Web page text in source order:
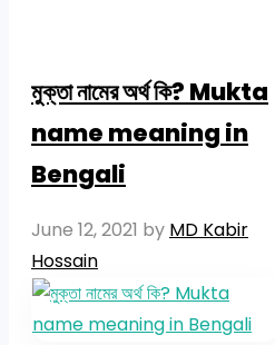
মুক্তা নামের অর্থ কি? Mukta
name meaning in
Bengali
June 12, 2021 by MD Kabir
Hossain